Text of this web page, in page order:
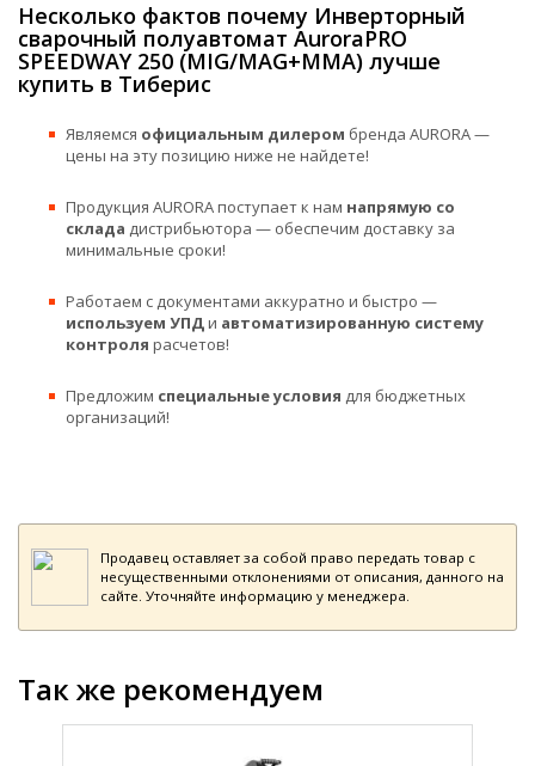
Несколько фактов почему Инверторный
сварочный полуавтомат AuroraPRO
SPEEDWAY 250 (MIG/MAG+MMA) лучше
купить в Тиберис
Являемся официальным дилером бренда AURORA —
цены на эту позицию ниже не найдете!
Продукция AURORA поступает к нам напрямую со
склада дистрибьютора — обеспечим доставку за
минимальные сроки!
Работаем с документами аккуратно и быстро —
используем УПДи автоматизированную систему
контроля расчетов!
Предложим специальные условия для бюджетных
организаций!
Продавец оставляет за собой право передать товар с
несущественными отклонениями от описания, данного на
сайте. Уточняйте информацию у менеджера.
Так же рекомендуем